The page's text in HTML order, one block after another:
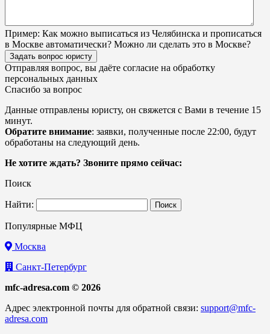
Пример: Как можно выписаться из Челябинска и прописаться
в Москве автоматически? Можно ли сделать это в Москве?
Задать вопрос юристу
Отправляя вопрос, вы даёте согласие на обработку
персональных данных
Спасибо за вопрос
Данные отправлены юристу, он свяжется с Вами в течение 15
минут.
Обратите внимание: заявки, полученные после 22:00, будут
обработаны на следующий день.
Не хотите ждать? Звоните прямо сейчас:
Поиск
Найти:
Популярные МФЦ
Москва
Санкт-Петербург
mfc-adresa.com © 2026
Адрес электронной почты для обратной связи: support@mfc-
adresa.com